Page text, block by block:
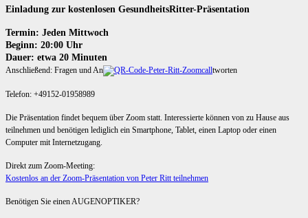
Einladung zur kostenlosen GesundheitsRitter-Präsentation
Termin: Jeden Mittwoch
Beginn: 20:00 Uhr
Dauer: etwa 20 Minuten
Anschließend: Fragen und An tworten
Telefon: +49152-01958989
Die Präsentation findet bequem über Zoom statt. Interessierte können von zu Hause aus
teilnehmen und benötigen lediglich ein Smartphone, Tablet, einen Laptop oder einen
Computer mit Internetzugang.
Direkt zum Zoom-Meeting:
Kostenlos an der Zoom-Präsentation von Peter Ritt teilnehmen
Benötigen Sie einen AUGENOPTIKER?